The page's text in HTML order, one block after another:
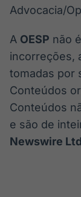
Advocacia/
A OESP não
incorreções,
tomadas por
Conteúdos
Conteúdos
e são de
Newswire